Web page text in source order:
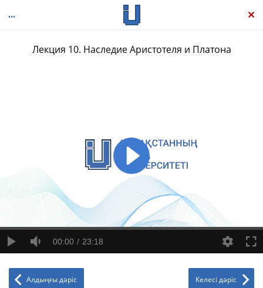
Лекция 10. Наследие Аристотеля и Платона
00:00 23:18
Алдыңғы дәріс Келесі дәріс